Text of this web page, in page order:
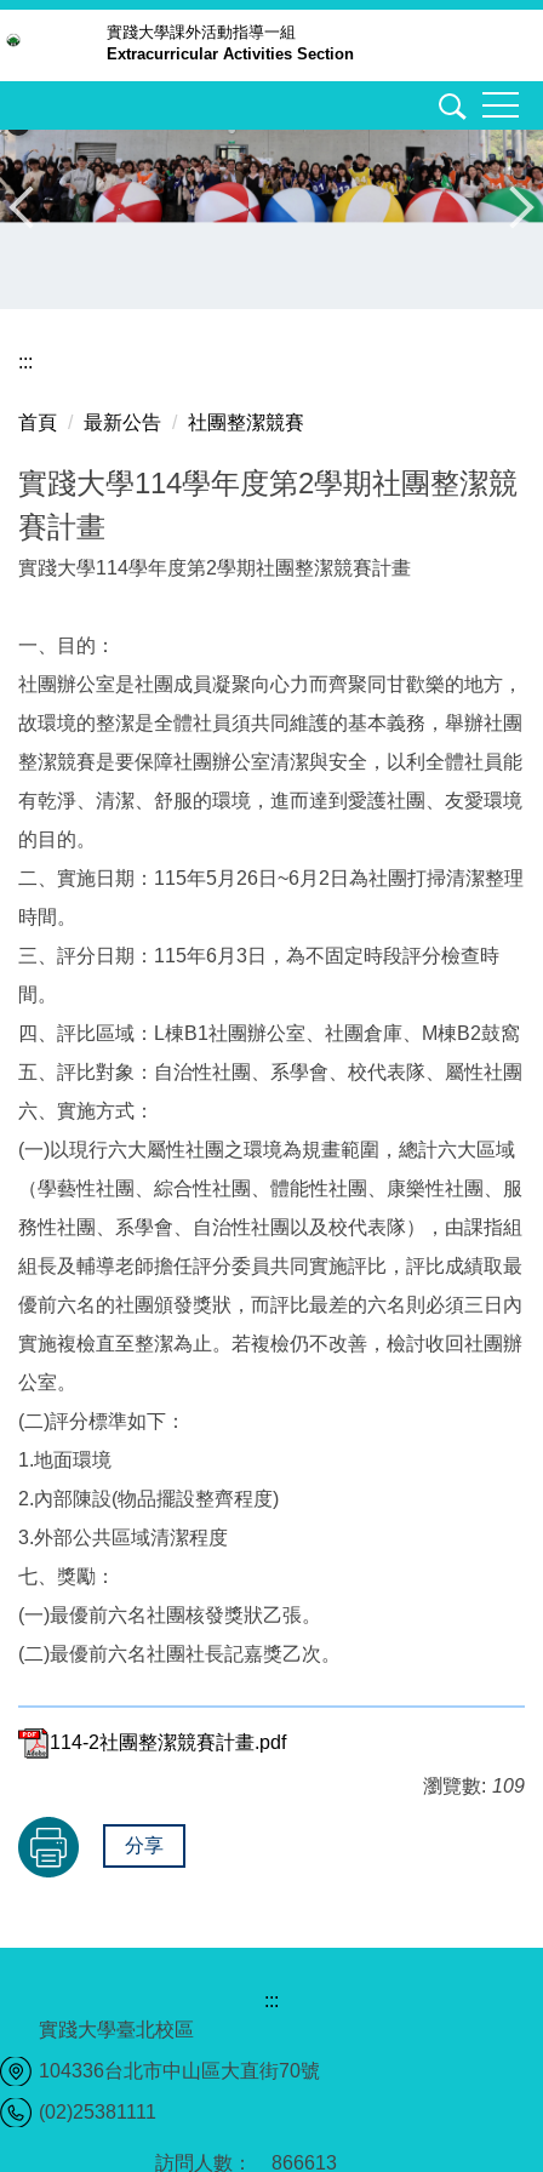
主
內
容
區
實踐大學課外活動指導一組
Extracurricular Activities Section
:::
首頁 最新公告 社團整潔競賽
實踐大學114學年度第2學期社團整潔競
賽計畫
實踐大學114學年度第2學期社團整潔競賽計畫
一、目的：
社團辦公室是社團成員凝聚向心力而齊聚同甘歡樂的地方，
故環境的整潔是全體社員須共同維護的基本義務，舉辦社團
整潔競賽是要保障社團辦公室清潔與安全，以利全體社員能
有乾淨、清潔、舒服的環境，進而達到愛護社團、友愛環境
的目的。
二、實施日期：115年5月26日~6月2日為社團打掃清潔整理
時間。
三、評分日期：115年6月3日，為不固定時段評分檢查時
間。
四、評比區域：L棟B1社團辦公室、社團倉庫、M棟B2鼓窩
五、評比對象：自治性社團、系學會、校代表隊、屬性社團
六、實施方式：
(一)以現行六大屬性社團之環境為規畫範圍，總計六大區域
（學藝性社團、綜合性社團、體能性社團、康樂性社團、服
務性社團、系學會、自治性社團以及校代表隊），由課指組
組長及輔導老師擔任評分委員共同實施評比，評比成績取最
優前六名的社團頒發獎狀，而評比最差的六名則必須三日內
實施複檢直至整潔為止。若複檢仍不改善，檢討收回社團辦
公室。
(二)評分標準如下：
1.地面環境
2.內部陳設(物品擺設整齊程度)
3.外部公共區域清潔程度
七、獎勵：
(一)最優前六名社團核發獎狀乙張。
(二)最優前六名社團社長記嘉獎乙次。
114-2社團整潔競賽計畫.pdf
瀏覽數: 109
分享
866613
:::
實踐大學臺北校區
104336台北市中山區大直街70號
(02)25381111